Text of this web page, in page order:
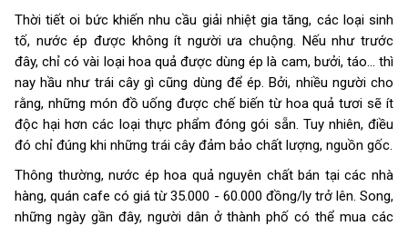
Thời tiết oi bức khiến nhu cầu giải nhiệt gia tăng, các loại sinh
tố, nước ép được không ít người ưa chuộng. Nếu như trước
đây, chỉ có vài loại hoa quả được dùng ép là cam, bưởi, táo... thì
nay hầu như trái cây gì cũng dùng để ép. Bởi, nhiều người cho
rằng, những món đồ uống được chế biến từ hoa quả tươi sẽ ít
độc hại hơn các loại thực phẩm đóng gói sẵn. Tuy nhiên, điều
đó chỉ đúng khi những trái cây đảm bảo chất lượng, nguồn gốc.
Thông thường, nước ép hoa quả nguyên chất bán tại các nhà
hàng, quán cafe có giá từ 35.000 - 60.000 đồng/ly trở lên. Song,
những ngày gần đây, người dân ở thành phố có thể mua các